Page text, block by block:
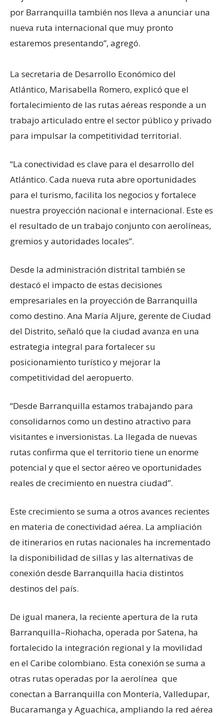
por Barranquilla también nos lleva a anunciar una
nueva ruta internacional que muy pronto
estaremos presentando”, agregó.
La secretaria de Desarrollo Económico del
Atlántico, Marisabella Romero, explicó que el
fortalecimiento de las rutas aéreas responde a un
trabajo articulado entre el sector público y privado
para impulsar la competitividad territorial.
“La conectividad es clave para el desarrollo del
Atlántico. Cada nueva ruta abre oportunidades
para el turismo, facilita los negocios y fortalece
nuestra proyección nacional e internacional. Este es
el resultado de un trabajo conjunto con aerolíneas,
gremios y autoridades locales”.
Desde la administración distrital también se
destacó el impacto de estas decisiones
empresariales en la proyección de Barranquilla
como destino. Ana María Aljure, gerente de Ciudad
del Distrito, señaló que la ciudad avanza en una
estrategia integral para fortalecer su
posicionamiento turístico y mejorar la
competitividad del aeropuerto.
“Desde Barranquilla estamos trabajando para
consolidarnos como un destino atractivo para
visitantes e inversionistas. La llegada de nuevas
rutas confirma que el territorio tiene un enorme
potencial y que el sector aéreo ve oportunidades
reales de crecimiento en nuestra ciudad”.
Este crecimiento se suma a otros avances recientes
en materia de conectividad aérea. La ampliación
de itinerarios en rutas nacionales ha incrementado
la disponibilidad de sillas y las alternativas de
conexión desde Barranquilla hacia distintos
destinos del país.
De igual manera, la reciente apertura de la ruta
Barranquilla–Riohacha, operada por Satena, ha
fortalecido la integración regional y la movilidad
en el Caribe colombiano. Esta conexión se suma a
otras rutas operadas por la aerolínea que
conectan a Barranquilla con Montería, Valledupar,
Bucaramanga y Aguachica, ampliando la red aérea